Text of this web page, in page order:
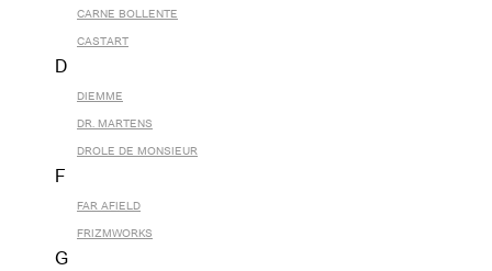
CARNE BOLLENTE
CASTART
D
DIEMME
DR. MARTENS
DROLE DE MONSIEUR
F
FAR AFIELD
FRIZMWORKS
G